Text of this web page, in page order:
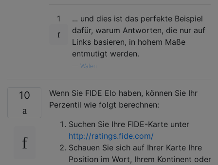
1
... und dies ist das perfekte Beispiel
dafür, warum Antworten, die nur auf
Links basieren, in hohem Maße
entmutigt werden.
Walen
10
Wenn Sie FIDE Elo haben, können Sie Ihr
Perzentil wie folgt berechnen:
Suchen Sie Ihre FIDE-Karte unter
http://ratings.fide.com/
Schauen Sie sich auf Ihrer Karte Ihre
Position im Wort, Ihrem Kontinent oder